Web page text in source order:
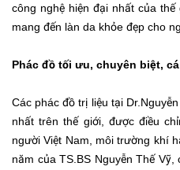
công nghệ hiện đại nhất của thế
mang đến làn da khỏe đẹp cho
Phác đồ tối ưu, chuyên biệt,
Các phác đồ trị liệu tại
nhất trên thế giới, được điều
người Việt Nam, môi trường khí
năm của TS.BS Nguyễn Thế